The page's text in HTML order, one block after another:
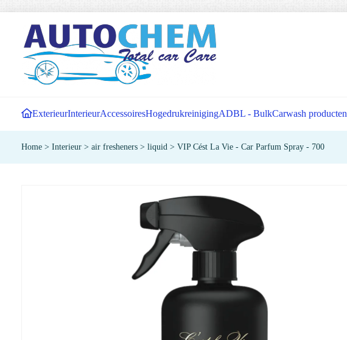
ExterieurInterieurAccessoiresHogedrukreinigingADBL - BulkCarwash producten
Home > Interieur > air fresheners > liquid > VIP Cést La Vie - Car Parfum Spray - 700